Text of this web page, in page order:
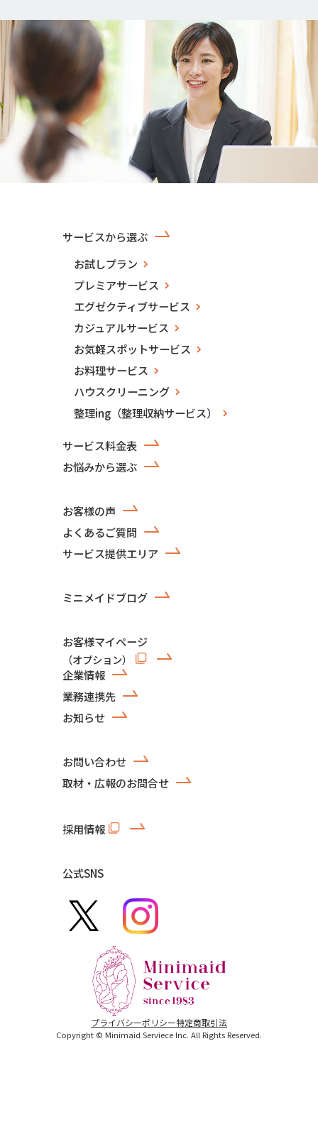
サービスから選ぶ
お試しプラン
プレミアサービス
エグゼクティブサービス
カジュアルサービス
お気軽スポットサービス
お料理サービス
ハウスクリーニング
整理ing（整理収納サービス）
サービス料金表
お悩みから選ぶ
お客様の声
よくあるご質問
サービス提供エリア
ミニメイドブログ
お客様マイページ
（オプション）
企業情報
業務連携先
お知らせ
お問い合わせ
取材・広報のお問合せ
採用情報
公式SNS
プライバシーポリシー特定商取引法
Copyright © Minimaid Serviece Inc. All Rights Reserved.